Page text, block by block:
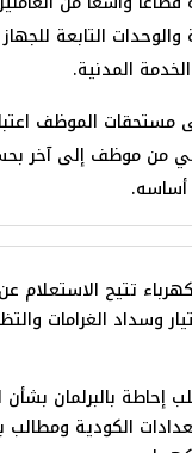
التابعة
المدنية.
مستحقات الموظف
من موظف إلى آخر
تتيح الاستعلام
وسداد الغرامات
إحاطة بالبرلمان
الكودية ومطالب